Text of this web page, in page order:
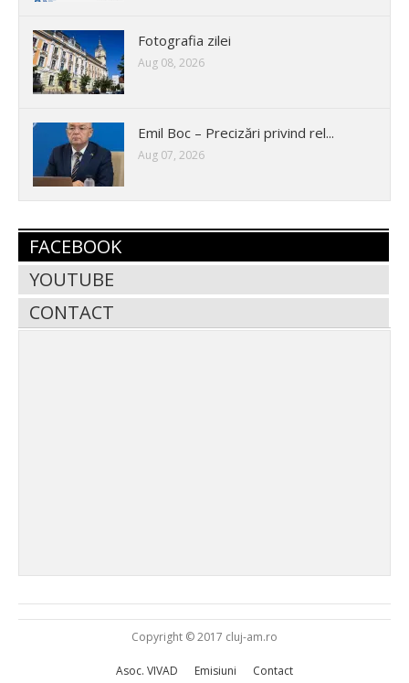
Fotografia zilei
Aug 08, 2026
Emil Boc – Precizări privind rel...
Aug 07, 2026
FACEBOOK
YOUTUBE
CONTACT
Copyright © 2017 cluj-am.ro
Asoc. VIVAD Emisiuni Contact